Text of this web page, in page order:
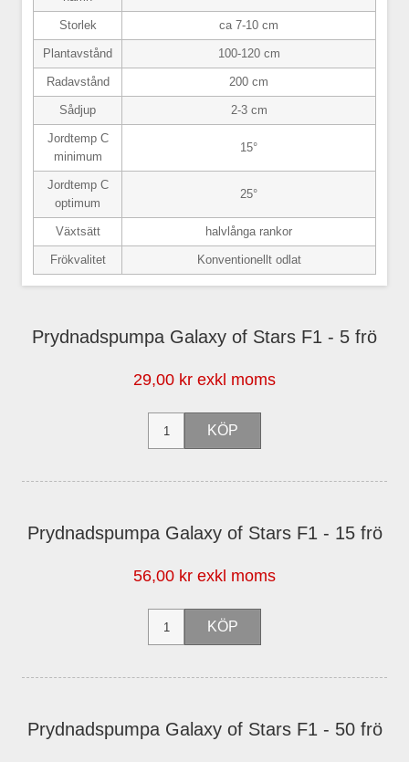
Storlek ca 7-10 cm
Plantavstånd 100-120 cm
Radavstånd 200 cm
Sådjup 2-3 cm
Jordtemp C
minimum
15°
Jordtemp C
optimum
25°
Växtsätt halvlånga rankor
Frökvalitet Konventionellt odlat
Prydnadspumpa Galaxy of Stars F1 - 5 frö
29,00 kr exkl moms
Prydnadspumpa Galaxy of Stars F1 - 15 frö
56,00 kr exkl moms
Prydnadspumpa Galaxy of Stars F1 - 50 frö